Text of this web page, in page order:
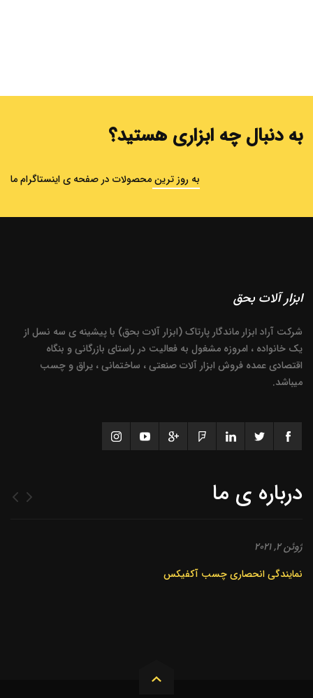
به دنبال چه ابزاری هستید؟
به روز ترین محصولات در صفحه ی اینستاگرام ما
ابزار آلات بحق
شرکت آراد ابزار ماندگار پارتاک (ابزار آلات بحق) با پیشینه ی سه نسل از
یک خانواده ، امروزه مشغول به فعالیت در راستای بازرگانی و بنگاه
اقتصادی عمده فروش ابزار آلات صنعتی ، ساختمانی ، یراق و چسب
میباشد.
درباره ی ما
ژوئن 2, 2021
نمایندگی انحصاری چسب آکفیکس